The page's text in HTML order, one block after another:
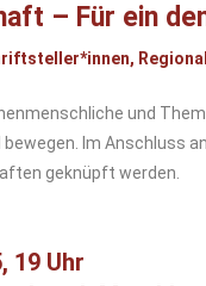
– Für ein
und
Im Anschluss
geknüpft werden.
19 Uhr